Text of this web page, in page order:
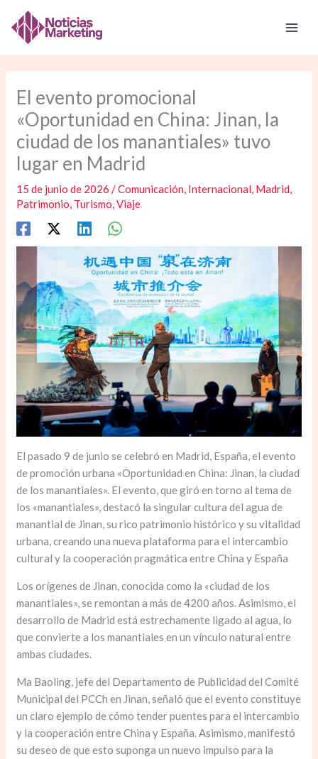
contenido
El evento promocional
«Oportunidad en China: Jinan, la
ciudad de los manantiales» tuvo
lugar en Madrid
15 de junio de 2026/Comunicación, Internacional, Madrid,
Patrimonio, Turismo,Viaje
El pasado 9 de junio se celebró en Madrid, España, el evento
de promoción urbana «Oportunidad en China: Jinan, la ciudad
de los manantiales». El evento, que giró en torno al tema de
los «manantiales», destacó la singular cultura del agua de
manantial de Jinan, su rico patrimonio histórico y su vitalidad
urbana, creando una nueva plataforma para el intercambio
cultural y la cooperación pragmática entre China y España
Los orígenes de Jinan, conocida como la «ciudad de los
manantiales», se remontan a más de 4200 años. Asimismo, el
desarrollo de Madrid está estrechamente ligado al agua, lo
que convierte a los manantiales en un vínculo natural entre
ambas ciudades.
Ma Baoling, jefe del Departamento de Publicidad del Comité
Municipal del PCCh en Jinan, señaló que el evento constituye
un claro ejemplo de cómo tender puentes para el intercambio
y la cooperación entre China y España. Asimismo, manifestó
su deseo de que esto suponga un nuevo impulso para la